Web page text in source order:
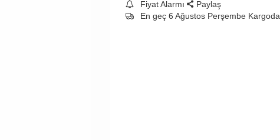
Fiyat Alarmı
Paylaş
En geç 6 Ağustos Perşembe Kargoda